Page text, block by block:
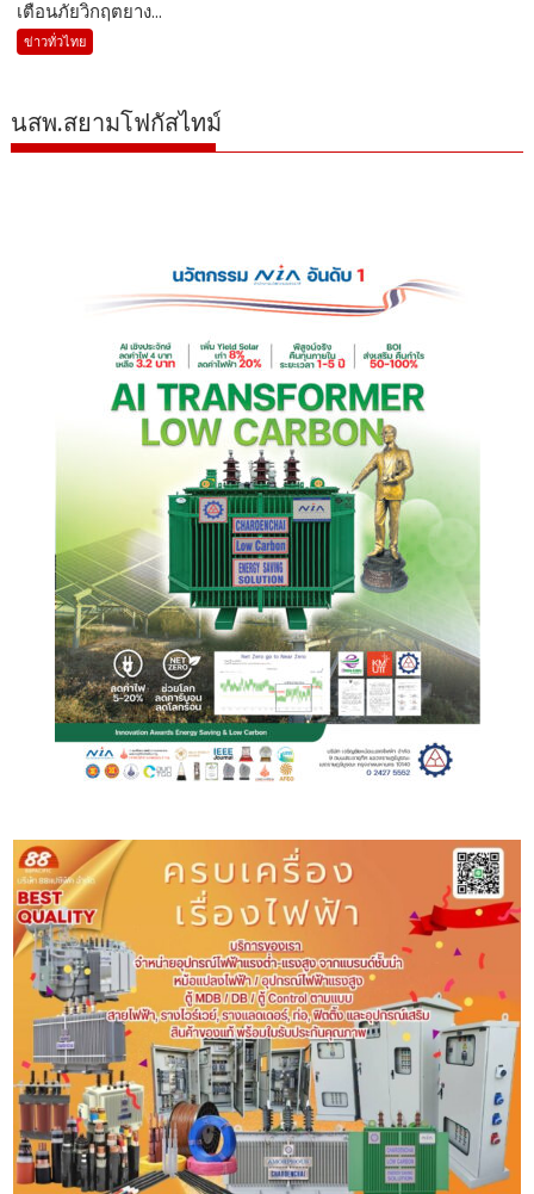
เตือนภัยวิกฤตยาง...
ข่าวทั่วไทย
นสพ.สยามโฟกัสไทม์